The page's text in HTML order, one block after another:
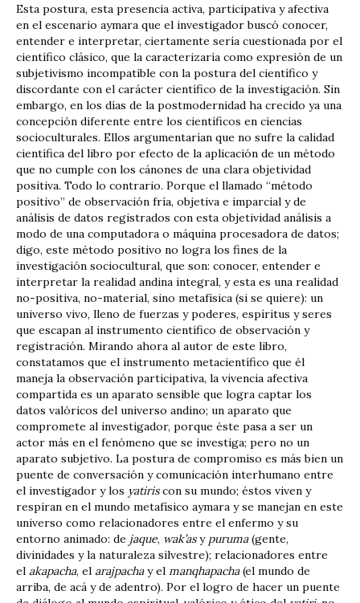
Esta postura, esta presencia activa, participativa y afectiva
en el escenario aymara que el investigador buscó conocer,
entender e interpretar, ciertamente sería cuestionada por el
científico clásico, que la caracterizaría como expresión de un
subjetivismo incompatible con la postura del científico y
discordante con el carácter científico de la investigación. Sin
embargo, en los días de la postmodernidad ha crecido ya una
concepción diferente entre los científicos en ciencias
socioculturales. Ellos argumentarían que no sufre la calidad
científica del libro por efecto de la aplicación de un método
que no cumple con los cánones de una clara objetividad
positiva. Todo lo contrario. Porque el llamado “método
positivo” de observación ­fría, objetiva e imparcial­ y de
análisis de datos registrados con esta objetividad ­análisis a
modo de una computadora o máquina procesadora de datos­;
digo, este método positivo no logra los fines de la
investigación sociocultural, que son: conocer, entender e
interpretar la realidad andina integral, y esta es una realidad
no-positiva, no-material, sino metafísica (si se quiere): un
universo vivo, lleno de fuerzas y poderes, espíritus y seres
que escapan al instrumento científico de observación y
registración. Mirando ahora al autor de este libro,
constatamos que el instrumento metacientífico que él
maneja ­la observación participativa, la vivencia afectiva
compartida­ es un aparato sensible que logra captar los
datos valóricos del universo andino; un aparato que
compromete al investigador, porque éste pasa a ser un
actor más en el fenómeno que se investiga; pero no un
aparato subjetivo. La postura de compromiso es más bien un
puente de conversación y comunicación interhumano entre
el investigador y los yatiriscon su mundo; éstos viven y
respiran en el mundo metafísico aymara y se manejan en este
universo como relacionadores entre el enfermo y su
entorno animado: de jaque, wak’asy puruma(gente,
divinidades y la naturaleza silvestre); relacionadores entre
el akapacha, el arajpachay el manqhapacha(el mundo de
arriba, de acá y de adentro). Por el logro de hacer un puente